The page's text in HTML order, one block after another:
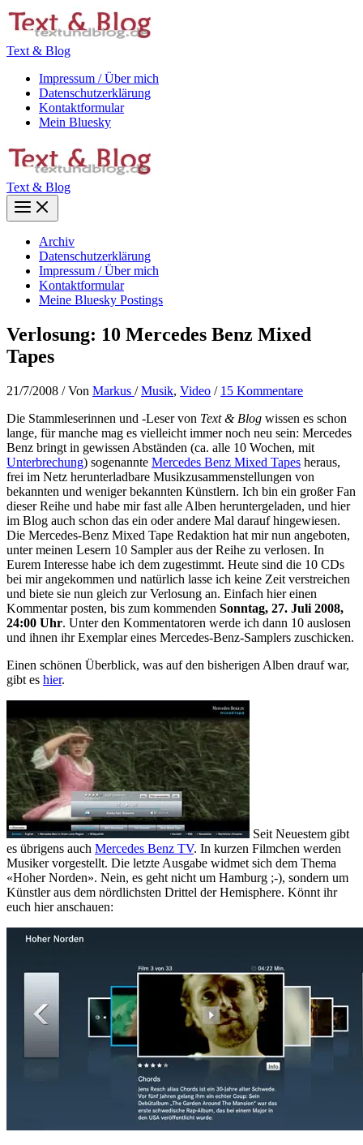
Zum
Inhalt
Text & Blog
Impressum / Über mich
Datenschutzerklärung
Kontaktformular
Mein Bluesky
Text & Blog
Main
Menu
Archiv
Datenschutzerklärung
Impressum / Über mich
Kontaktformular
Meine Bluesky Postings
Verlosung: 10 Mercedes Benz Mixed
Tapes
21/7/2008 / Von Markus /Musik, Video / 15 Kommentare
Die Stammleserinnen und -Leser von Text & Blog wissen es schon
lange, für manche mag es vielleicht immer noch neu sein: Mercedes
Benz bringt in gewissen Abständen (ca. alle 10 Wochen, mit
Unterbrechung) sogenannte Mercedes Benz Mixed Tapes heraus,
frei im Netz herunterladbare Musikzusammenstellungen von
bekannten und weniger bekannten Künstlern. Ich bin ein großer Fan
dieser Reihe und habe mir fast alle Alben heruntergeladen, und hier
im Blog auch schon das ein oder andere Mal darauf hingewiesen.
Die Mercedes-Benz Mixed Tape Redaktion hat mir nun angeboten,
unter meinen Lesern 10 Sampler aus der Reihe zu verlosen. In
Eurem Interesse habe ich dem zugestimmt. Heute sind die 10 CDs
bei mir angekommen und natürlich lasse ich keine Zeit verstreichen
und biete sie nun gleich zur Verlosung an. Einfach hier einen
Kommentar posten, bis zum kommenden Sonntag, 27. Juli 2008,
24:00 Uhr. Unter den Kommentatoren werde ich dann 10 auslosen
und ihnen ihr Exemplar eines Mercedes-Benz-Samplers zuschicken.
Einen schönen Überblick, was auf den bisherigen Alben drauf war,
gibt es hier.
Seit Neuestem gibt
es übrigens auch Mercedes Benz TV. In kurzen Filmchen werden
Musiker vorgestellt. Die letzte Ausgabe widmet sich dem Thema
«Hoher Norden». Nein, es geht nicht um Hamburg ;-), sondern um
Künstler aus dem nördlichsten Drittel der Hemisphere. Könnt ihr
euch hier anschauen: